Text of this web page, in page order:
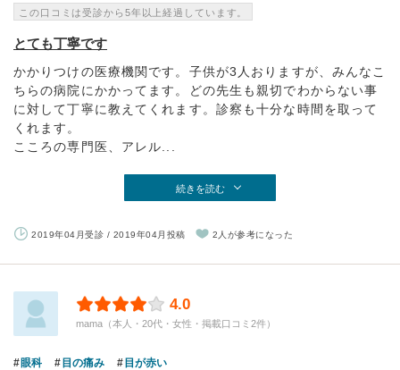
この口コミは受診から5年以上経過しています。
とても丁寧です
かかりつけの医療機関です。子供が3人おりますが、みんなこ
ちらの病院にかかってます。どの先生も親切でわからない事
に対して丁寧に教えてくれます。診察も十分な時間を取って
くれます。
こころの専門医、アレル...
続きを読む
2019年04月受診 / 2019年04月投稿 2人が参考になった
4.0
mama（本人・20代・女性・掲載口コミ2件）
眼科 目の痛み 目が赤い